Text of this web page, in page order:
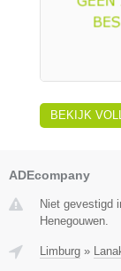
BEKIJK
ADEcompany
Niet gevestigd
Henegouwen.
Limburg »